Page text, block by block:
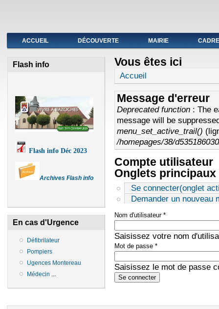
Fermeture de l'agence postale du 19 au avril
ACCUEIL DÉCOUVERTE MAIRIE
Flash info
Flash info Déc 2023
Archives Flash info
En cas d'Urgence
Défibrilateur
Pompiers
Ugences Montereau
Médecin ...
Vous êtes ici
Accueil
Message d'erreur
Deprecated function: The
message will be
menu_set_active_trail()
/homepages/38/
Compte utilisateur
Onglets principaux
Se connecter(onglet
Demander un nouveau
Nom d'utilisateur *
Saisissez votre nom
Mot de passe *
Saisissez le mot de passe